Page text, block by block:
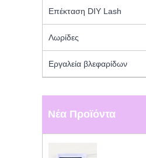
Επέκταση DIY Lash
Λωρίδες
Εργαλεία βλεφαρίδων
Νέα Προϊόντα